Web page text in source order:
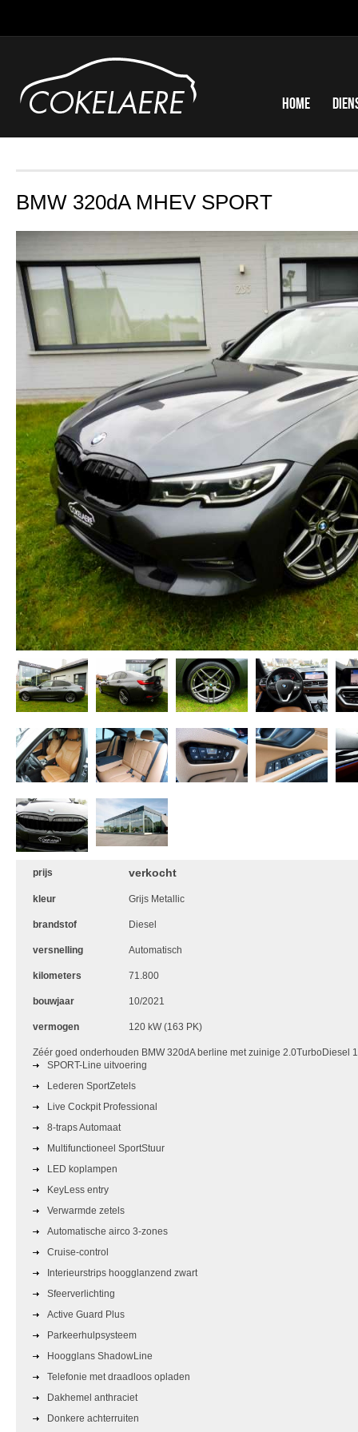
Home
BMW 320dA MHEV SPORT
prijs verkocht
kleur Grijs Metallic
brandstof Diesel
versnelling Automatisch
kilometers 71.800
bouwjaar 10/2021
vermogen 120 kW (163 PK)
Zéér goed onderhouden BMW 320dA berline met zuinige 2.0TurboDiesel
SPORT-Line uitvoering
Lederen SportZetels
Live Cockpit Professional
8-traps Automaat
Multifunctioneel SportStuur
LED koplampen
KeyLess entry
Verwarmde zetels
Automatische airco 3-zones
Cruise-control
Interieurstrips hoogglanzend zwart
Sfeerverlichting
Active Guard Plus
Parkeerhulpsysteem
Hoogglans ShadowLine
Telefonie met draadloos opladen
Dakhemel anthraciet
Donkere achterruiten